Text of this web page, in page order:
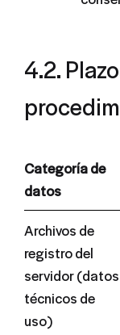
4.2.
Categoría de
datos
Archivos de
registro del
servidor (datos
técnicos de
uso)